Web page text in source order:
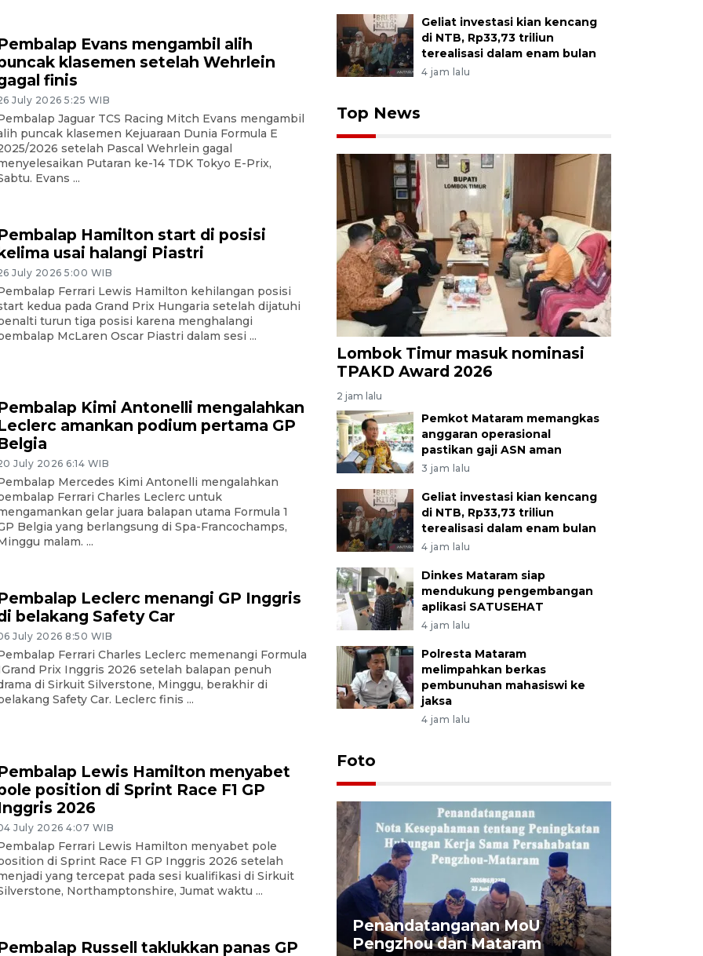
Evans mengambil alih
klasemen setelah Wehrlein
finis
July 2026 5:25 WIB
Jaguar TCS Racing Mitch Evans mengambil
puncak klasemen Kejuaraan Dunia Formula E
2026 setelah Pascal Wehrlein gagal
Putaran ke-14 TDK Tokyo E-Prix,
Evans ...
Hamilton start di posisi
usai halangi Piastri
July 2026 5:00 WIB
Ferrari Lewis Hamilton kehilangan posisi
kedua pada Grand Prix Hungaria setelah dijatuhi
turun tiga posisi karena menghalangi
McLaren Oscar Piastri dalam sesi ...
Kimi Antonelli mengalahkan
amankan podium pertama GP
July 2026 6:14 WIB
Mercedes Kimi Antonelli mengalahkan
Ferrari Charles Leclerc untuk
gelar juara balapan utama Formula 1
Belgia yang berlangsung di Spa-Francochamps,
malam. ...
Leclerc menangi GP Inggris
belakang Safety Car
July 2026 8:50 WIB
Ferrari Charles Leclerc memenangi Formula
Prix Inggris 2026 setelah balapan penuh
di Sirkuit Silverstone, Minggu, berakhir di
Safety Car. Leclerc finis ...
Lewis Hamilton menyabet
position di Sprint Race F1 GP
2026
July 2026 4:07 WIB
Ferrari Lewis Hamilton menyabet pole
di Sprint Race F1 GP Inggris 2026 setelah
yang tercepat pada sesi kualifikasi di Sirkuit
Northamptonshire, Jumat waktu ...
Russell taklukkan panas GP
Geliat investasi kian kencang
di NTB, Rp33,73 triliun
terealisasi dalam enam bulan
4 jam lalu
Top News
Lombok Timur masuk nominasi
TPAKD Award 2026
2 jam lalu
Pemkot Mataram memangkas
anggaran operasional
pastikan gaji ASN aman
3 jam lalu
Geliat investasi kian kencang
di NTB, Rp33,73 triliun
terealisasi dalam enam bulan
4 jam lalu
Dinkes Mataram siap
mendukung pengembangan
aplikasi SATUSEHAT
4 jam lalu
Polresta Mataram
melimpahkan berkas
pembunuhan mahasiswi ke
jaksa
4 jam lalu
Foto
pembunuhan Brigadir Nurhadi
Penandatanganan MoU
Pengzhou dan Mataram